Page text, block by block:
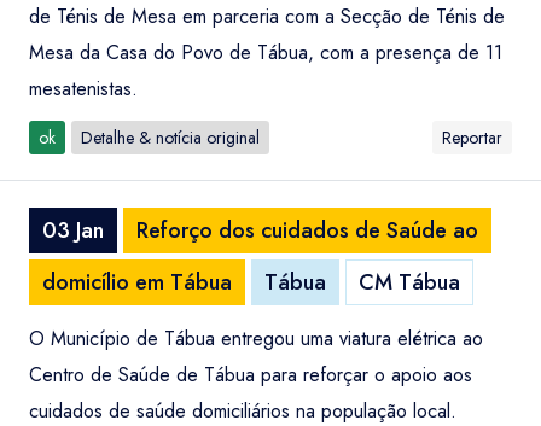
de Ténis de Mesa em parceria com a Secção de Ténis de
Mesa da Casa do Povo de Tábua, com a presença de 11
mesatenistas.
ok Detalhe & notícia original Reportar
03 Jan
Reforço dos cuidados de Saúde ao
domicílio em Tábua
Tábua CM Tábua
O Município de Tábua entregou uma viatura elétrica ao
Centro de Saúde de Tábua para reforçar o apoio aos
cuidados de saúde domiciliários na população local.